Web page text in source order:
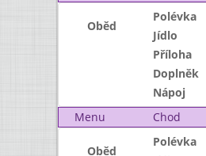
Oběd
Polévka
Jídlo
Příloha
Doplněk
Nápoj
Menu
Chod
Oběd
Polévka